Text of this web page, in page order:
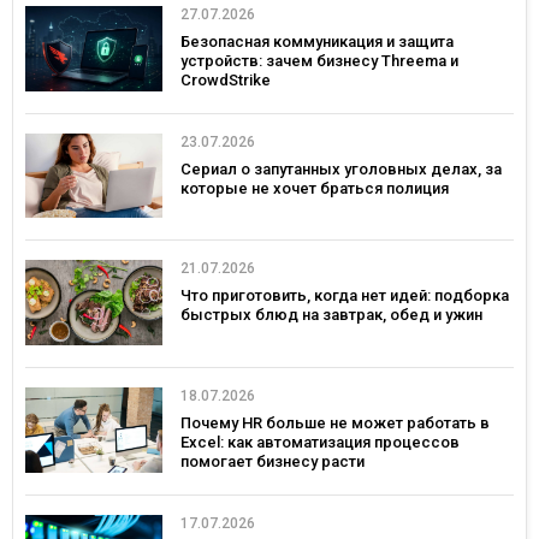
27.07.2026
Безопасная коммуникация и защита
устройств: зачем бизнесу Threema и
CrowdStrike
23.07.2026
Сериал о запутанных уголовных делах, за
которые не хочет браться полиция
21.07.2026
Что приготовить, когда нет идей: подборка
быстрых блюд на завтрак, обед и ужин
18.07.2026
Почему HR больше не может работать в
Excel: как автоматизация процессов
помогает бизнесу расти
17.07.2026